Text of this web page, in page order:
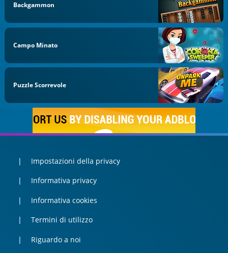
Backgammon
Campo Minato
Puzzle Scorrevole
Impostazioni della privacy
Informativa privacy
Informativa cookies
Termini di utilizzo
Riguardo a noi